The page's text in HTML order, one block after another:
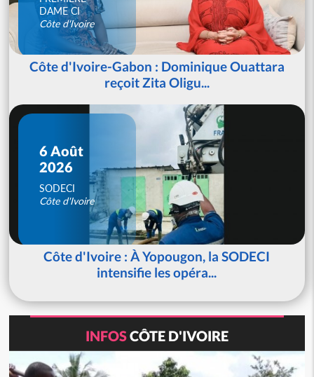
DAME CI
Côte d'Ivoire
Côte d'Ivoire-Gabon : Dominique Ouattara
reçoit Zita Oligu...
6 Août
2026
SODECI
Côte d'Ivoire
Côte d'Ivoire : À Yopougon, la SODECI
intensifie les opéra...
INFOSCÔTE D'IVOIRE